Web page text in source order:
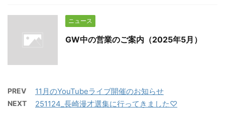
ニュース
GW中の営業のご案内（2025年5月）
PREV 11月のYouTubeライブ開催のお知らせ
NEXT 251124_長崎漫才選集に行ってきました♡